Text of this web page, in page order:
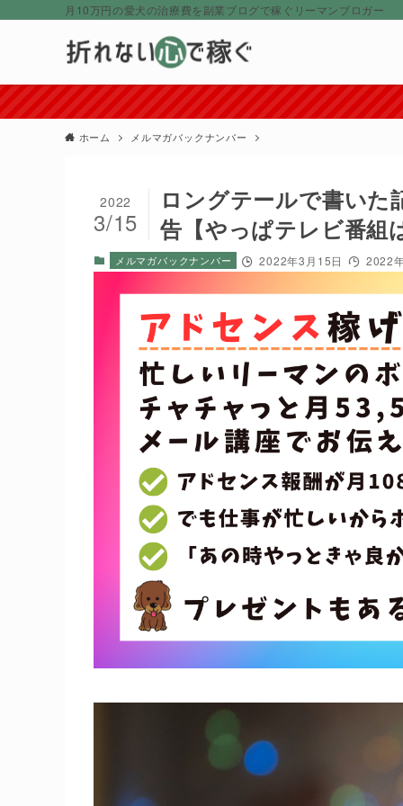
月10万円の愛犬の治療費を副業ブログで稼ぐリーマンブロガー
ホーム メルマガバックナンバー
ロングテールで書い
告【やっぱテレビ番組
2022
3/15
メルマガバックナンバー 2022年3月15日 2022